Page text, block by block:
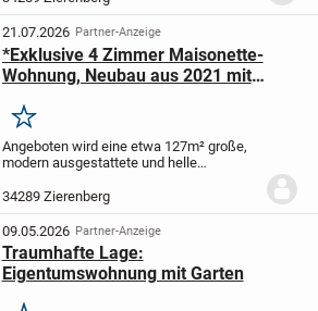
1994 und um 1900. Herzstück der
Wohnung ist die etwa 21 m² große
Wohnküche...
21.07.2026 Partner-Anzeige
*Exklusive 4 Zimmer Maisonette-
Wohnung, Neubau aus 2021 mit
Hessengeld!*
Merken
Angeboten wird eine etwa 127m² große,
modern ausgestattete und helle
Dachgeschoss im 2.Stockwerk) in
Zierenberg. Die Wohnung besteht aus
einem offenen Wohn/ Essbereich...
34289 Zierenberg
09.05.2026 Partner-Anzeige
Traumhafte Lage:
Eigentumswohnung mit Garten